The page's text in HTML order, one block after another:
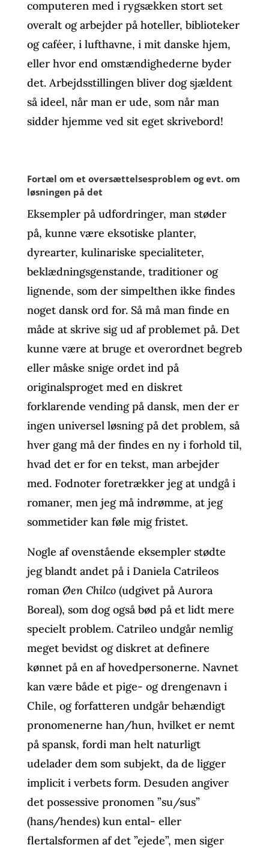
computeren med i rygsækken stort set
overalt og arbejder på hoteller, biblioteker
og caféer, i lufthavne, i mit danske hjem,
eller hvor end omstændighederne byder
det. Arbejdsstillingen bliver dog sjældent
så ideel, når man er ude, som når man
sidder hjemme ved sit eget skrivebord!
Fortæl om et oversættelsesproblem og evt. om
løsningen på det
Eksempler på udfordringer, man støder
på, kunne være eksotiske planter,
dyrearter, kulinariske specialiteter,
beklædningsgenstande, traditioner og
lignende, som der simpelthen ikke findes
noget dansk ord for. Så må man finde en
måde at skrive sig ud af problemet på. Det
kunne være at bruge et overordnet begreb
eller måske snige ordet ind på
originalsproget med en diskret
forklarende vending på dansk, men der er
ingen universel løsning på det problem, så
hver gang må der findes en ny i forhold til,
hvad det er for en tekst, man arbejder
med. Fodnoter foretrækker jeg at undgå i
romaner, men jeg må indrømme, at jeg
sommetider kan føle mig fristet.
Nogle af ovenstående eksempler stødte
jeg blandt andet på i Daniela Catrileos
roman Øen Chilco(udgivet på Aurora
Boreal), som dog også bød på et lidt mere
specielt problem. Catrileo undgår nemlig
meget bevidst og diskret at definere
kønnet på en af hovedpersonerne. Navnet
kan være både et pige- og drengenavn i
Chile, og forfatteren undgår behændigt
pronomenerne han/hun, hvilket er nemt
på spansk, fordi man helt naturligt
udelader dem som subjekt, da de ligger
implicit i verbets form. Desuden angiver
det possessive pronomen ”su/sus”
(hans/hendes) kun ental- eller
flertalsformen af det ”ejede”, men siger